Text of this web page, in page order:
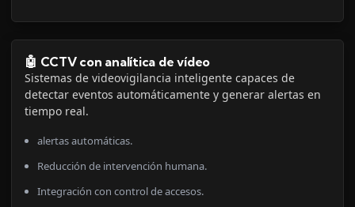
🤖 CCTV con analítica de vídeo
Sistemas de videovigilancia inteligente capaces de
detectar eventos automáticamente y generar alertas en
tiempo real.
alertas automáticas.
Reducción de intervención humana.
Integración con control de accesos.